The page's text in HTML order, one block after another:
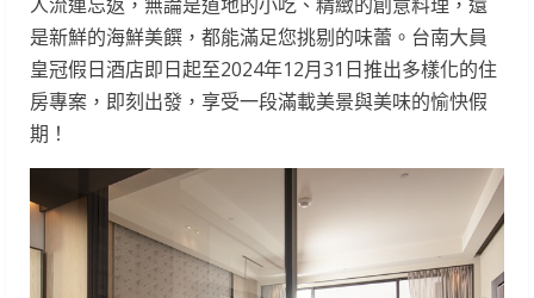
是新鮮的海鮮美饌，都能滿足您挑剔的味蕾。台南大員
皇冠假日酒店即日起至2024年12月31日推出多樣化的住
房專案，即刻出發，享受一段滿載美景與美味的愉快假
期！